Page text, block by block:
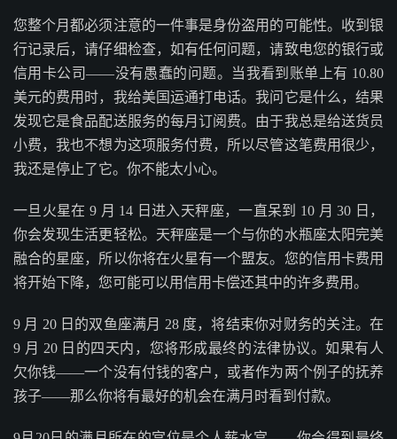
您整个月都必须注意的一件事是身份盗用的可能性。收到银
行记录后，请仔细检查，如有任何问题，请致电您的银行或
信用卡公司——没有愚蠢的问题。当我看到账单上有 10.80
美元的费用时，我给美国运通打电话。我问它是什么，结果
发现它是食品配送服务的每月订阅费。由于我总是给送货员
小费，我也不想为这项服务付费，所以尽管这笔费用很少，
我还是停止了它。你不能太小心。
一旦火星在 9 月 14 日进入天秤座，一直呆到 10 月 30 日，
你会发现生活更轻松。天秤座是一个与你的水瓶座太阳完美
融合的星座，所以你将在火星有一个盟友。您的信用卡费用
将开始下降，您可能可以用信用卡偿还其中的许多费用。
9 月 20 日的双鱼座满月 28 度，将结束你对财务的关注。在
9 月 20 日的四天内，您将形成最终的法律协议。如果有人
欠你钱——一个没有付钱的客户，或者作为两个例子的抚养
孩子——那么你将有最好的机会在满月时看到付款。